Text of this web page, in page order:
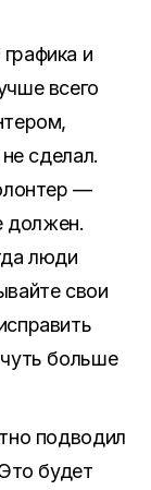
и
всего
,
сделал.
—
должен.
люди
свои
больше
подводил
будет